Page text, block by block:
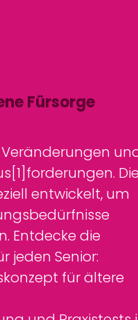
Fürsorge
entwickelt, um
Entdecke die
jeden Senior:
für ältere